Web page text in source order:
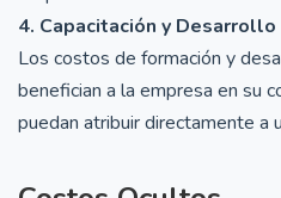
4. Capacitación y
Los costos de formación y
benefician a la empresa en su
puedan atribuir directamente a